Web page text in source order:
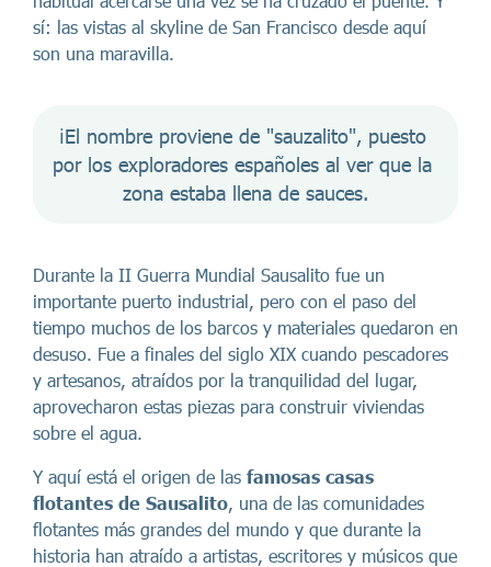
sí: las vistas al skyline de San Francisco desde aquí
son una maravilla.
ℹ️El nombre proviene de "sauzalito", puesto
por los exploradores españoles al ver que la
zona estaba llena de sauces.
Durante la II Guerra Mundial Sausalito fue un
importante puerto industrial, pero con el paso del
tiempo muchos de los barcos y materiales quedaron en
desuso. Fue a finales del siglo XIX cuando pescadores
y artesanos, atraídos por la tranquilidad del lugar,
aprovecharon estas piezas para construir viviendas
sobre el agua.
Y aquí está el origen de las famosas casas
flotantes de Sausalito, una de las comunidades
flotantes más grandes del mundo y que durante la
historia han atraído a artistas, escritores y músicos que